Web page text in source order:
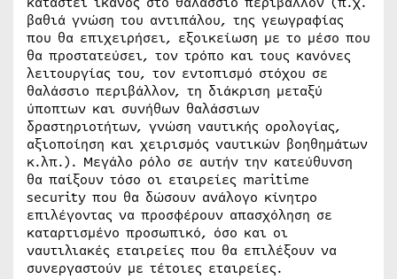
βαθιά γνώση του αντιπάλου, της γεωγραφίας
που θα επιχειρήσει, εξοικείωση με το μέσο που
θα προστατεύσει, τον τρόπο και τους κανόνες
λειτουργίας του, τον εντοπισμό στόχου σε
θαλάσσιο περιβάλλον, τη διάκριση μεταξύ
ύποπτων και συνήθων θαλάσσιων
δραστηριοτήτων, γνώση ναυτικής ορολογίας,
αξιοποίηση και χειρισμός ναυτικών βοηθημάτων
κ.λπ.). Μεγάλο ρόλο σε αυτήν την κατεύθυνση
θα παίξουν τόσο οι εταιρείες maritime
security που θα δώσουν ανάλογο κίνητρο
επιλέγοντας να προσφέρουν απασχόληση σε
καταρτισμένο προσωπικό, όσο και οι
ναυτιλιακές εταιρείες που θα επιλέξουν να
συνεργαστούν με τέτοιες εταιρείες.